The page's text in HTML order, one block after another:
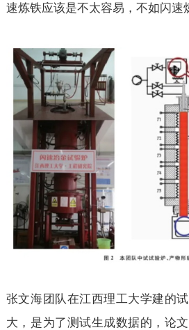
速炼铁应该是不太容易，不如闪速
张文海团队在江西理工大学建的
大，是为了测试生成数据的，论文